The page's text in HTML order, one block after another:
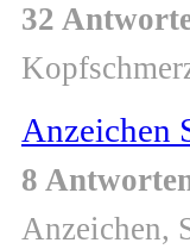
32
Anzeichen
8
Anzeichen,